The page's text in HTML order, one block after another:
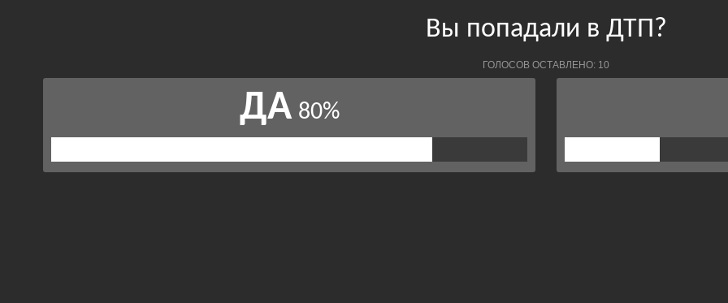
Вы попадали в ДТП?
ГОЛОСОВ ОСТАВЛЕНО: 10
ДА 80%